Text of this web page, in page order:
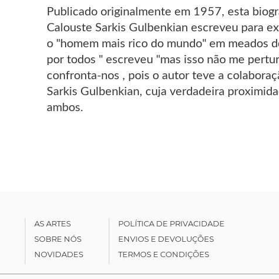
Publicado originalmente em 1957, esta
Calouste Sarkis Gulbenkian escreveu para
o "homem mais rico do mundo" em meados
por todos " escreveu "mas isso não me
confronta-nos , pois o autor teve a
Sarkis Gulbenkian, cuja verdadeira
ambos.
AS ARTES
SOBRE NÓS
NOVIDADES
POLÍTICA DE PRIVACIDADE
ENVIOS E DEVOLUÇÕES
TERMOS E CONDIÇÕES